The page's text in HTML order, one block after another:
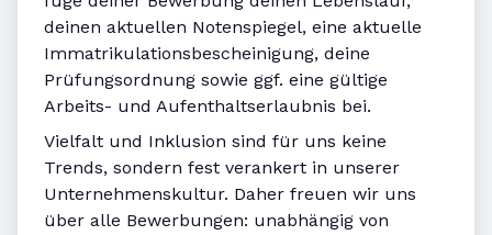
deinen aktuellen Notenspiegel, eine aktuelle
Immatrikulationsbescheinigung, deine
Prüfungsordnung sowie ggf. eine gültige
Arbeits- und Aufenthaltserlaubnis bei.
Vielfalt und Inklusion sind für uns keine
Trends, sondern fest verankert in unserer
Unternehmenskultur. Daher freuen wir uns
über alle Bewerbungen: unabhängig von